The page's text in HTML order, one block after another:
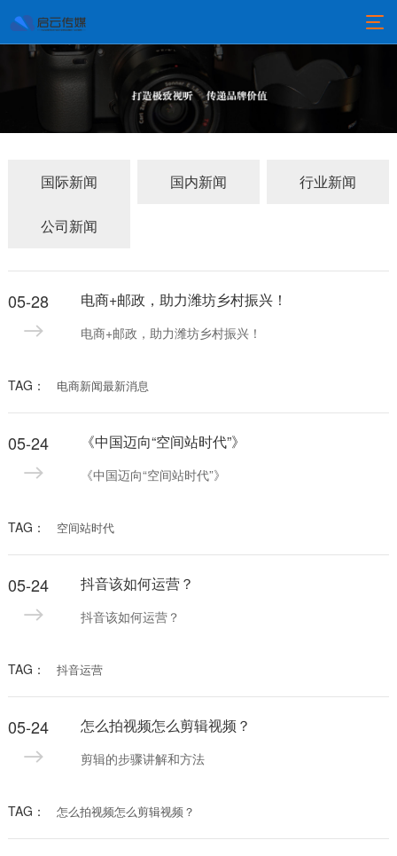
国际新闻 国内新闻 行业新闻
公司新闻
05-28 电商+邮政，助力潍坊乡村振兴！
电商+邮政，助力潍坊乡村振兴！
TAG： 电商新闻最新消息
05-24 《中国迈向“空间站时代”》
《中国迈向“空间站时代”》
TAG： 空间站时代
05-24 抖音该如何运营？
抖音该如何运营？
TAG： 抖音运营
05-24 怎么拍视频怎么剪辑视频？
剪辑的步骤讲解和方法
TAG： 怎么拍视频怎么剪辑视频？